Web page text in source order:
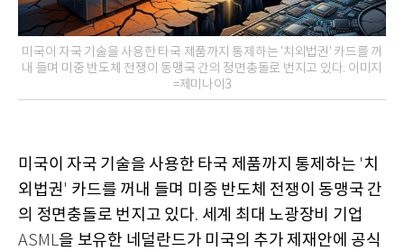
미국이 자국 기술을 사용한 타국 제품까지 통제하는 '치외법권' 카드를 꺼
내 들며 미중 반도체 전쟁이 동맹국 간의 정면충돌로 번지고 있다. 이미지
=제미나이3
미국이 자국 기술을 사용한 타국 제품까지 통제하는 '치
외법권' 카드를 꺼내 들며 미중 반도체 전쟁이 동맹국 간
의 정면충돌로 번지고 있다. 세계 최대 노광장비 기업
ASML을 보유한 네덜란드가 미국의 추가 제재안에 공식